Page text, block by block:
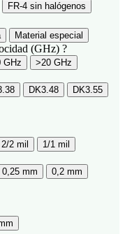
FR-4 sin halógenos
Material especial
(GHz) ?
GHz >20 GHz
DK3.48
DK3.55
2/2 mil 1/1 mil
0,25 mm
0,2 mm